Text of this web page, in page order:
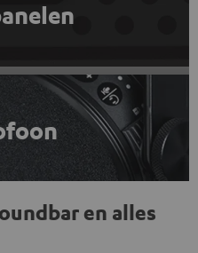
en alles